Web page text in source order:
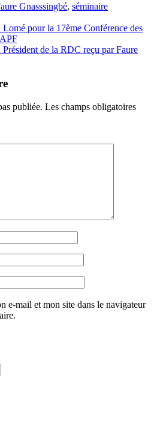
Gnasssingbé, séminaire
Lomé pour la 17ème Conférence des
de la RDC reçu par Faure
publiée. Les champs obligatoires
e-mail et mon site dans le navigateur